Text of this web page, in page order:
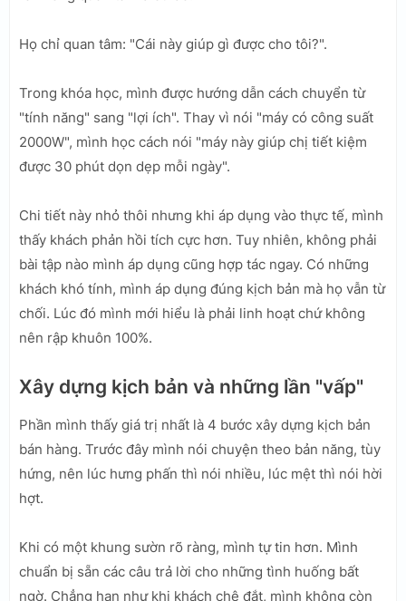
Họ chỉ quan tâm: "Cái này giúp gì được cho tôi?".
Trong khóa học, mình được hướng dẫn cách chuyển từ
"tính năng" sang "lợi ích". Thay vì nói "máy có công suất
2000W", mình học cách nói "máy này giúp chị tiết kiệm
được 30 phút dọn dẹp mỗi ngày".
Chi tiết này nhỏ thôi nhưng khi áp dụng vào thực tế, mình
thấy khách phản hồi tích cực hơn. Tuy nhiên, không phải
bài tập nào mình áp dụng cũng hợp tác ngay. Có những
khách khó tính, mình áp dụng đúng kịch bản mà họ vẫn từ
chối. Lúc đó mình mới hiểu là phải linh hoạt chứ không
nên rập khuôn 100%.
Xây dựng kịch bản và những lần "vấp"
Phần mình thấy giá trị nhất là 4 bước xây dựng kịch bản
bán hàng. Trước đây mình nói chuyện theo bản năng, tùy
hứng, nên lúc hưng phấn thì nói nhiều, lúc mệt thì nói hời
hợt.
Khi có một khung sườn rõ ràng, mình tự tin hơn. Mình
chuẩn bị sẵn các câu trả lời cho những tình huống bất
ngờ. Chẳng hạn như khi khách chê đắt, mình không còn